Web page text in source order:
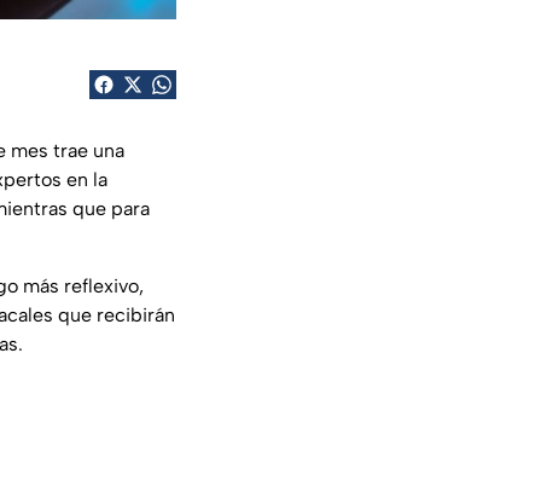
mes trae una
en la
que para
más reflexivo,
que recibirán